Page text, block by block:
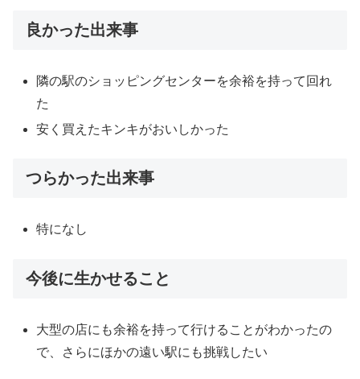
良かった出来事
隣の駅のショッピングセンターを余裕を持って回れ
た
安く買えたキンキがおいしかった
つらかった出来事
特になし
今後に生かせること
大型の店にも余裕を持って行けることがわかったの
で、さらにほかの遠い駅にも挑戦したい